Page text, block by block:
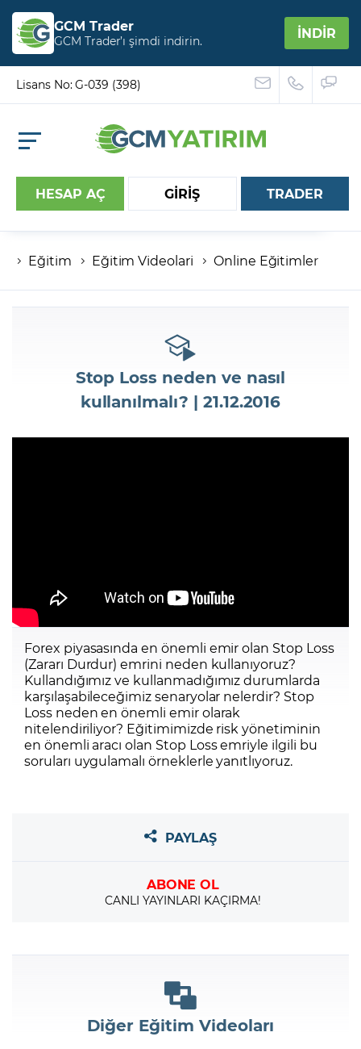
GCM Trader
GCM Trader’ı şimdi indirin. İNDİR
Lisans No: G-039 (398)
HESAP AÇ GİRİŞ
Hesap numaranız
Şifreniz
Şifremi Unuttum
TRADER
Eğitim Eğitim Videolari Online Eğitimler
Stop Loss neden ve nasıl
kullanılmalı? | 21.12.2016
Forex piyasasında en önemli emir olan Stop Loss
(Zararı Durdur) emrini neden kullanıyoruz?
Kullandığımız ve kullanmadığımız durumlarda
karşılaşabileceğimiz senaryolar nelerdir? Stop
Loss neden en önemli emir olarak
nitelendiriliyor? Eğitimimizde risk yönetiminin
en önemli aracı olan Stop Loss emriyle ilgili bu
soruları uygulamalı örneklerle yanıtlıyoruz.
PAYLAŞ
ABONE OL
CANLI YAYINLARI KAÇIRMA!
Diğer Eğitim Videoları